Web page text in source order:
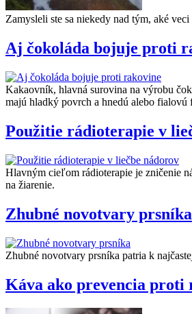
Zamysleli ste sa niekedy nad tým, aké
Aj čokoláda bojuje proti
Kakaovník, hlavná surovina na výrobu
majú hladký povrch a hnedú alebo fialovú
Použitie rádioterapie v
Hlavným cieľom rádioterapie je zničenie
na žiarenie.
Zhubné novotvary prsníka
Zhubné novotvary prsníka patria k
Káva ako prevencia proti